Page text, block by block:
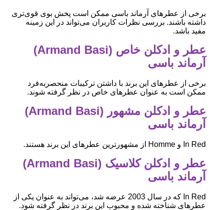
برخی از عطرهای آرماند باسی ممکن است پخش بوی قوی‌تری
داشته باشند. بررسی نظرات کاربران می‌تواند در این زمینه
مفید باشد.
عطر و ادکلن خاص (Armand Basi)
آرماند باسی
برخی از عطرهای این برند با داشتن ترکیبات منحصربه‌فرد
ممکن است به عنوان عطرهای خاص در نظر گرفته شوند.
عطر و ادکلن مشهور (Armand Basi)
آرماند باسی
In Red و Homme از مشهورترین عطرهای این برند هستند.
عطر و ادکلن کلاسیک (Armand Basi)
آرماند باسی
In Red که در سال 2003 عرضه شد، می‌تواند به عنوان یکی از
عطرهای شناخته شده و محبوب این برند در نظر گرفته شود.